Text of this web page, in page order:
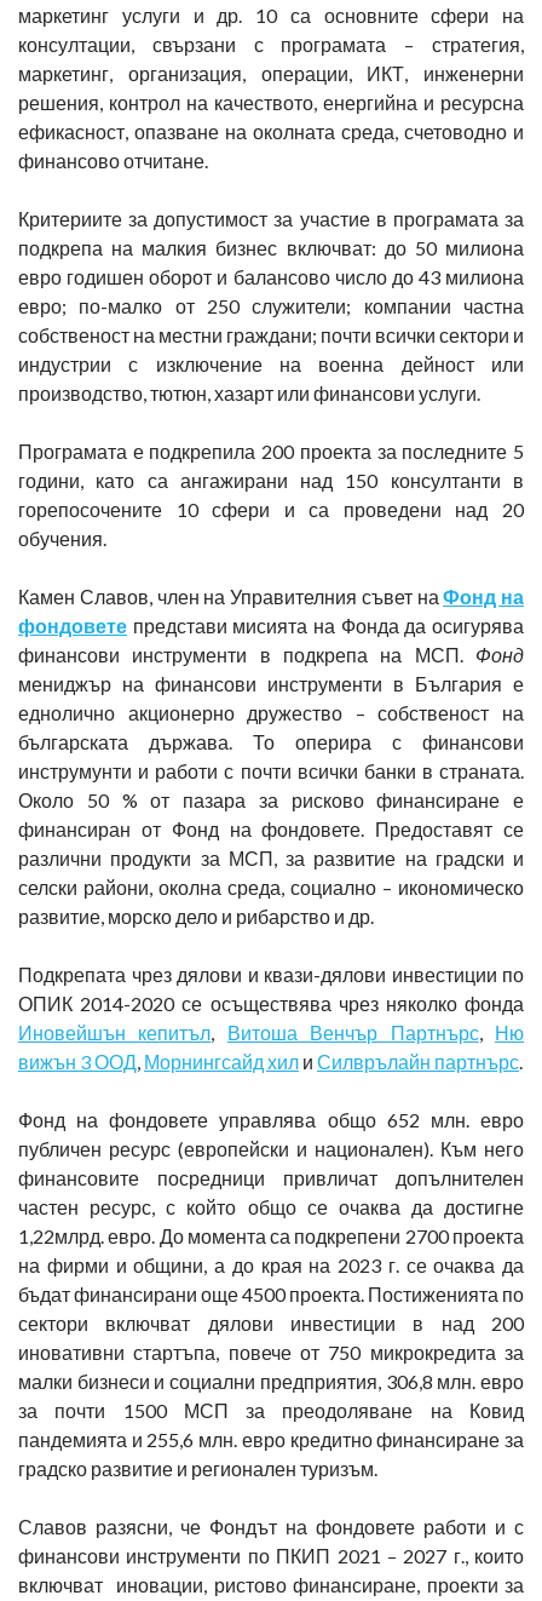
маркетинг услуги и др. 10 са основните сфери на
консултации, свързани с програмата – стратегия,
маркетинг, организация, операции, ИКТ, инженерни
решения, контрол на качеството, енергийна и ресурсна
ефикасност, опазване на околната среда, счетоводно и
финансово отчитане.
Критериите за допустимост за участие в програмата за
подкрепа на малкия бизнес включват: до 50 милиона
евро годишен оборот и балансово число до 43 милиона
евро; по-малко от 250 служители; компании частна
собственост на местни граждани; почти всички сектори и
индустрии с изключение на военна дейност или
производство, тютюн, хазарт или финансови услуги.
Програмата е подкрепила 200 проекта за последните 5
години, като са ангажирани над 150 консултанти в
горепосочените 10 сфери и са проведени над 20
обучения.
Камен Славов, член на Управителния съвет наФонд на
фондовете представи мисията на Фонда да осигурява
финансови инструменти в подкрепа на МСП. Фонд
мениджър на финансови инструменти в България е
еднолично акционерно дружество – собственост на
българската държава. То оперира с финансови
инструмунти и работи с почти всички банки в страната.
Около 50 % от пазара за рисково финансиране е
финансиран от Фонд на фондовете. Предоставят се
различни продукти за МСП, за развитие на градски и
селски райони, околна среда, социално – икономическо
развитие, морско дело и рибарство и др.
Подкрепата чрез дялови и квази-дялови инвестиции по
ОПИК 2014-2020 се осъществява чрез няколко фонда
Иновейшън кепитъл, Витоша Венчър Партнърс, Ню
вижън 3 ООД, Морнингсайд хил и Силврълайн партнърс.
Фонд на фондовете управлява общо 652 млн. евро
публичен ресурс (европейски и национален). Към него
финансовите посредници привличат допълнителен
частен ресурс, с който общо се очаква да достигне
1,22млрд. евро. До момента са подкрепени 2700 проекта
на фирми и общини, а до края на 2023 г. се очаква да
бъдат финансирани още 4500 проекта. Постиженията по
сектори включват дялови инвестиции в над 200
иновативни стартъпа, повече от 750 микрокредита за
малки бизнеси и социални предприятия, 306,8 млн. евро
за почти 1500 МСП за преодоляване на Ковид
пандемията и 255,6 млн. евро кредитно финансиране за
градско развитие и регионален туризъм.
Славов разясни, че Фондът на фондовете работи и с
финансови инструменти по ПКИП 2021 – 2027 г., които
включват иновации, ристово финансиране, проекти за